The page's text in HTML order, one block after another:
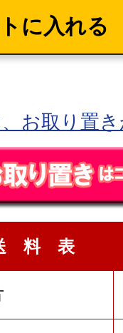
お取り置
料 表